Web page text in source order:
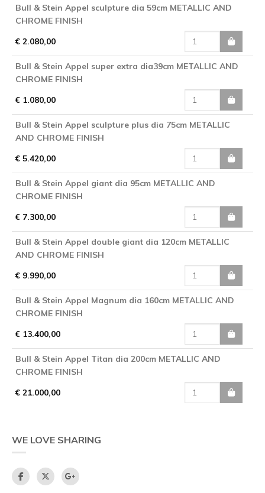
Bull & Stein Appel sculpture dia 59cm METALLIC AND
CHROME FINISH
€ 2.080,00
Bull & Stein Appel super extra dia39cm METALLIC AND
CHROME FINISH
€ 1.080,00
Bull & Stein Appel sculpture plus dia 75cm METALLIC
AND CHROME FINISH
€ 5.420,00
Bull & Stein Appel giant dia 95cm METALLIC AND
CHROME FINISH
€ 7.300,00
Bull & Stein Appel double giant dia 120cm METALLIC
AND CHROME FINISH
€ 9.990,00
Bull & Stein Appel Magnum dia 160cm METALLIC AND
CHROME FINISH
€ 13.400,00
Bull & Stein Appel Titan dia 200cm METALLIC AND
CHROME FINISH
€ 21.000,00
WE LOVE SHARING